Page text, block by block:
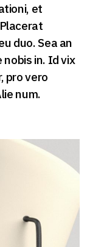
et
duo. Sea an
in. Id vix
pro vero
num.